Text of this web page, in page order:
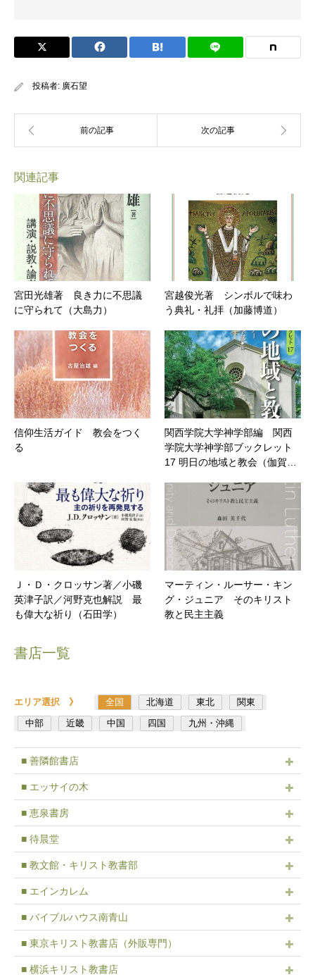
投稿者: 廣石望
関連記事
宮田光雄著 良き力に不思議
に守られて（大島力）
宮越俊光著 シンボルで味わ
う典礼・礼拝（加藤博道）
信仰生活ガイド 教会をつく
る
関西学院大学神学部編 関西
学院大学神学部ブックレット
17 明日の地域と教会（伽賀…
Ｊ・Ｄ・クロッサン著／小磯
英津子訳／河野克也解説 最
も偉大な祈り（石田学）
マーティン・ルーサー・キン
グ・ジュニア そのキリスト
教と民主主義
書店一覧
エリア選択 》 全国 北海道 東北
関東
中部
近畿 中国 四国 九州・沖縄
■ 善隣館書店
■ エッサイの木
■ 恵泉書房
■ 待晨堂
■ 教文館・キリスト教書部
■ エインカレム
■ バイブルハウス南青山
■ 東京キリスト教書店（外販専門）
■ 横浜キリスト教書店